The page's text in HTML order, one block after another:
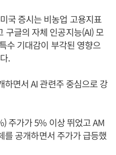
국 증시는 비농업 고용지표
구글의 자체 인공지능(AI) 모
수 기대감이 부각된 영향으
.
하면서 AI 관련주 중심으로 강
주가가 5% 이상 뛰었고 AM
를 공개하면서 주가가 급등했